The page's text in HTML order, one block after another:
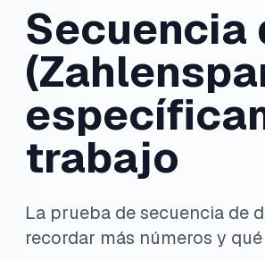
Secuencia
trabajo
La prueba de secuencia de
recordar más números y